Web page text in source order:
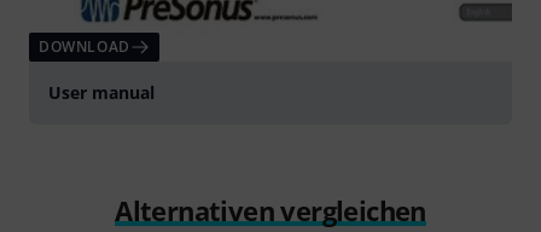
DOWNLOAD
User manual
Alternativen vergleichen